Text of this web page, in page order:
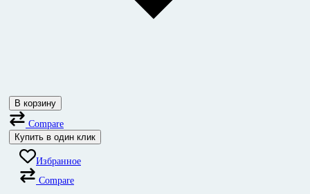
В корзину
Compare
Купить в один клик
Избранное
Compare